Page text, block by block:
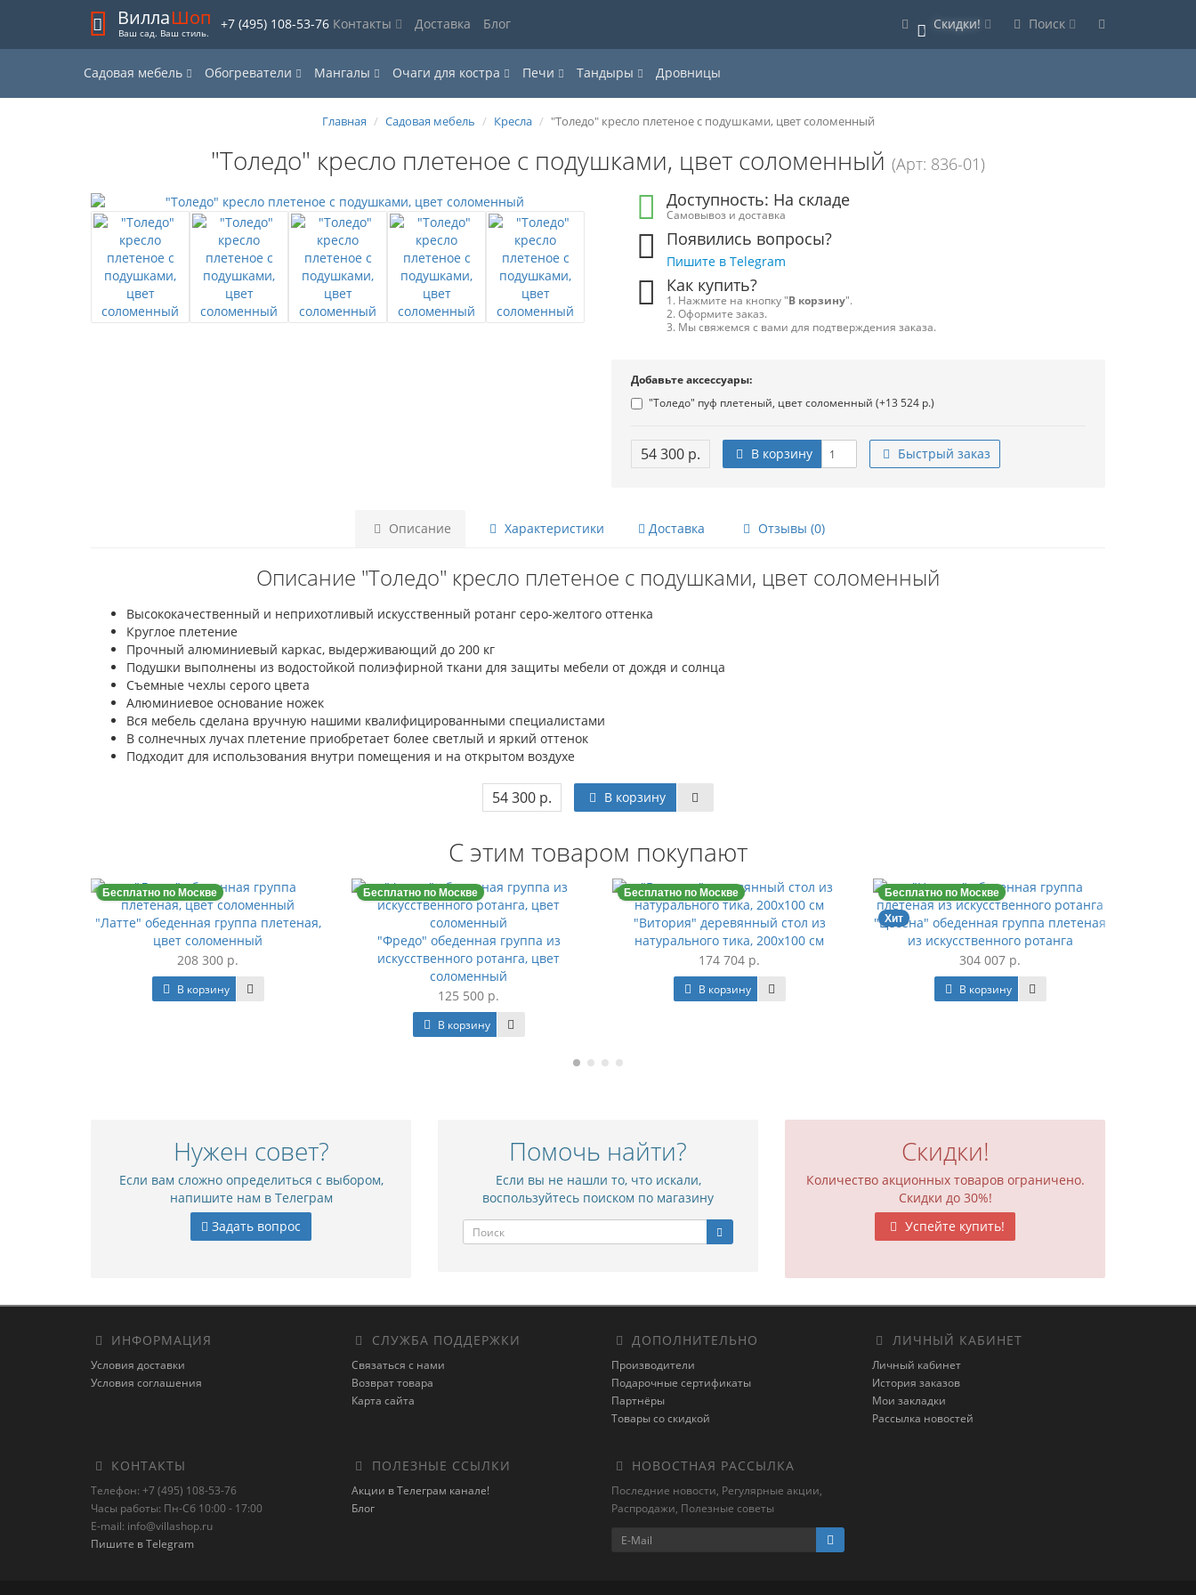
ВиллаШоп
Ваш сад. Ваш стиль.
+7 (495) 108-53-76 Контакты Доставка Блог 0 Скидки! Поиск
Садовая мебель Обогреватели Мангалы Очаги для костра Печи Тандыры Дровницы
Главная Садовая мебель Кресла "Толедо" кресло плетеное с подушками, цвет соломенный
"Толедо" кресло плетеное с подушками, цвет соломенный (Арт: 836-01)
Доступность: На складе
Самовывоз и доставка
Появились вопросы?
Пишите в Telegram
Как купить?
1. Нажмите на кнопку "В корзину".
2. Оформите заказ.
3. Мы свяжемся с вами для подтверждения заказа.
Добавьте аксессуары:
"Толедо" пуф плетеный, цвет соломенный (+13 524 р.)
54 300 р. В корзину Быстрый заказ
Описание Характеристики Доставка Отзывы (0)
Описание "Толедо" кресло плетеное с подушками, цвет соломенный
Высококачественный и неприхотливый искусственный ротанг серо-желтого оттенка
Круглое плетение
Прочный алюминиевый каркас, выдерживающий до 200 кг
Подушки выполнены из водостойкой полиэфирной ткани для защиты мебели от дождя и солнца
Съемные чехлы серого цвета
Алюминиевое основание ножек
Вся мебель сделана вручную нашими квалифицированными специалистами
В солнечных лучах плетение приобретает более светлый и яркий оттенок
Подходит для использования внутри помещения и на открытом воздухе
54 300 р. В корзину
С этим товаром покупают
Бесплатно по Москве
"Латте" обеденная группа плетеная,
цвет соломенный
208 300 р.
В корзину
Бесплатно по Москве
"Фредо" обеденная группа из
искусственного ротанга, цвет
соломенный
125 500 р.
В корзину
Бесплатно по Москве
"Витория" деревянный стол из
натурального тика, 200х100 см
174 704 р.
В корзину
Хит
Бесплатно по Москве
"Цесена" обеденная группа плетеная
из искусственного ротанга
304 007 р.
В корзину
Нужен совет?
Если вам сложно определиться с выбором,
напишите нам в Телеграм
Задать вопрос
Помочь найти?
Если вы не нашли то, что искали,
воспользуйтесь поиском по магазину
Скидки!
Количество акционных товаров ограничено.
Скидки до 30%!
Успейте купить!
ИНФОРМАЦИЯ
Условия доставки
Условия соглашения
СЛУЖБА ПОДДЕРЖКИ
Связаться с нами
Возврат товара
Карта сайта
ДОПОЛНИТЕЛЬНО
Производители
Подарочные сертификаты
Партнёры
Товары со скидкой
ЛИЧНЫЙ КАБИНЕТ
Личный кабинет
История заказов
Мои закладки
Рассылка новостей
КОНТАКТЫ
Телефон: +7 (495) 108-53-76
Часы работы: Пн-Сб 10:00 - 17:00
E-mail: info@villashop.ru
Пишите в Telegram
ПОЛЕЗНЫЕ ССЫЛКИ
Акции в Телеграм канале!
Блог
НОВОСТНАЯ РАССЫЛКА
Последние новости, Регулярные акции,
Распродажи, Полезные советы